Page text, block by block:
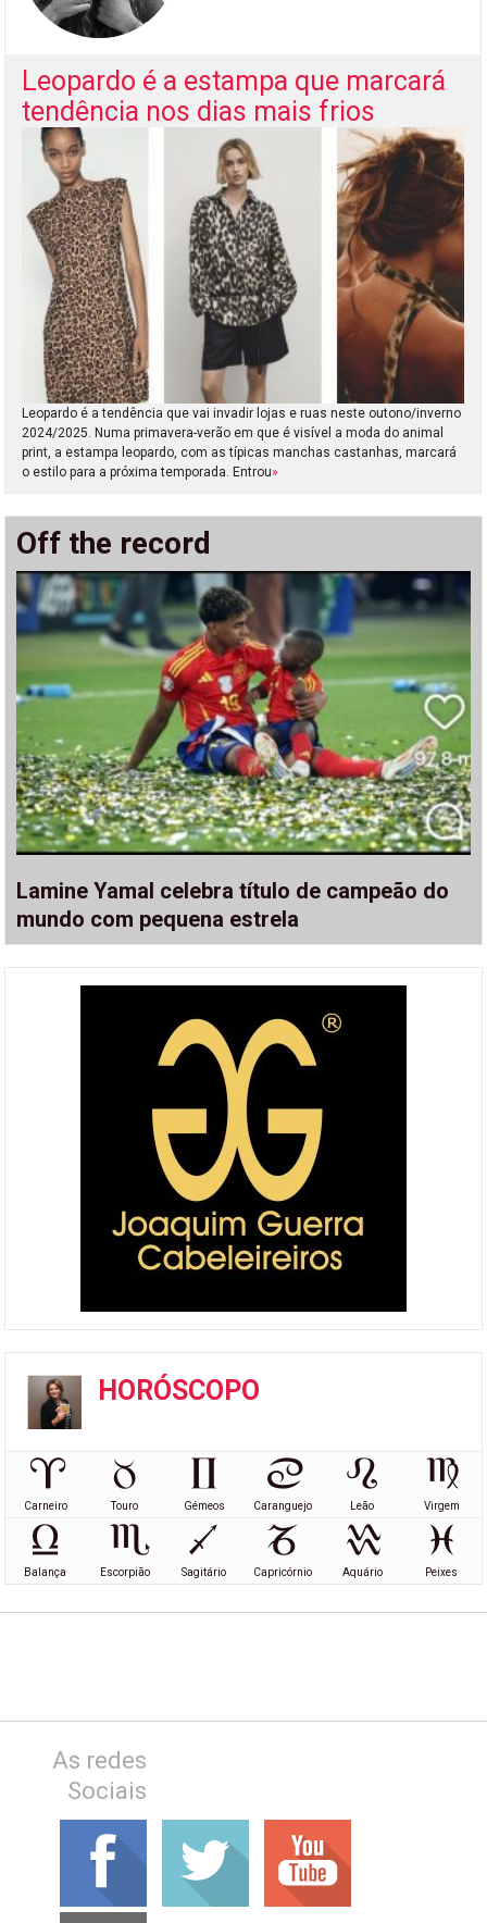
Leopardo é a estampa que marcará
tendência nos dias mais frios
Leopardo é a tendência que vai invadir lojas e ruas neste outono/inverno
2024/2025. Numa primavera-verão em que é visível a moda do animal
print, a estampa leopardo, com as típicas manchas castanhas, marcará
o estilo para a próxima temporada. Entrou»
Off the record
Lamine Yamal celebra título de campeão do
mundo com pequena estrela
HORÓSCOPO
Carneiro Touro Gémeos Caranguejo Leão Virgem
Balança Escorpião Sagitário Capricórnio Aquário Peixes
As redes
Sociais